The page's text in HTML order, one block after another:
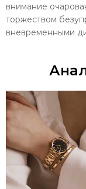
внимание
торжеством
вневременными